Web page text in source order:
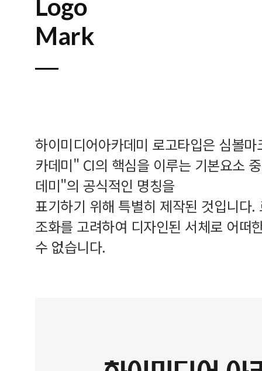
Logo
Mark
하이미디어아카데미 로고타입은 심볼
카데미" CI의 핵심을 이루는 기본요소
데미"의 공식적인 명칭을
표기하기 위해 특별히 제작된 것입니다
조화를 고려하여 디자인된 서체로 어떠
수 없습니다.